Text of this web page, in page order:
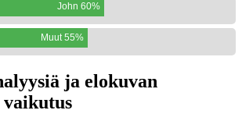
John 60%
Muut 55%
ja elokuvan